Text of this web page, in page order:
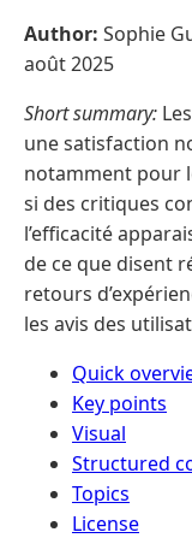
Author: Sophie
août 2025
Short summary:
une satisfaction
notamment pour
si des critiques
l’efficacité
de ce que disent
retours
les avis des
Quick
Key points
Visual
Structured
Topics
License